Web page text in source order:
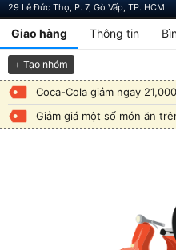
29 Lê Đức Thọ, P. 7, Gò Vấp, TP. HCM
Giao hàng Thông tin
+ Tạo nhóm
Coca-Cola giảm ngay
Giảm giá một số món ăn